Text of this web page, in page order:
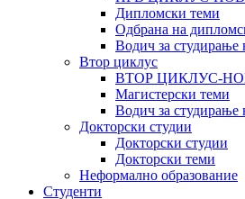
Дипломски теми
Одбрана на
Водич за студирање
Втор циклус
ВТОР ЦИКЛУС-
Магистерски теми
Водич за студирање
Докторски студии
Докторски студии
Докторски теми
Неформално образование
Студенти